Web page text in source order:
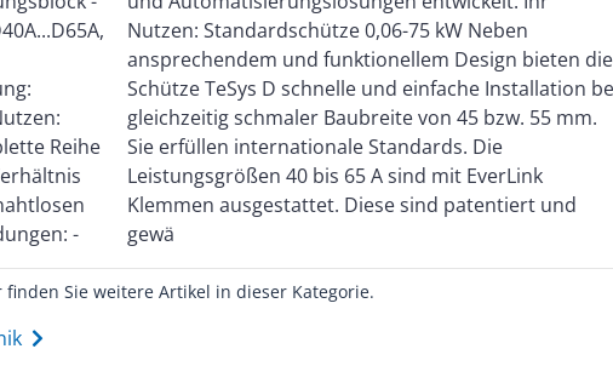
Reihe
-
Neben
bei
mm.
Die
und
gewä
Sie weitere Artikel in dieser Kategorie.